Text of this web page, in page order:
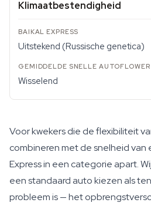
Klimaatbestendigheid
Uitstekend (Russische genetica)
Wisselend
Voor kwekers die de flexibiliteit
combineren met de snelheid van
Express in een categorie apart.
een standaard auto kiezen als
probleem is — het